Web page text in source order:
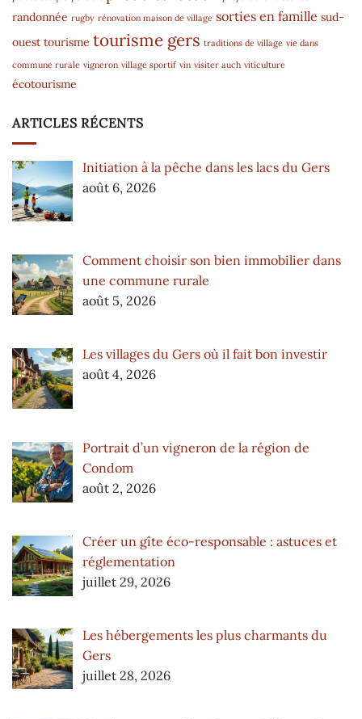
randonnée rugby rénovation maison de village sorties en famille sud-
ouest tourisme tourisme gers traditions de village vie dans
commune rurale vigneron village sportif vin visiter auch viticulture
écotourisme
ARTICLES RÉCENTS
Initiation à la pêche dans les lacs du Gers
août 6, 2026
Comment choisir son bien immobilier dans
une commune rurale
août 5, 2026
Les villages du Gers où il fait bon investir
août 4, 2026
Portrait d’un vigneron de la région de
Condom
août 2, 2026
Créer un gîte éco-responsable : astuces et
réglementation
juillet 29, 2026
Les hébergements les plus charmants du
Gers
juillet 28, 2026